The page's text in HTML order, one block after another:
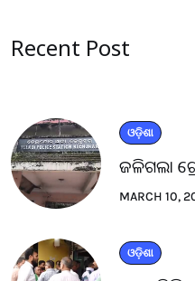
Recent Post
ଓଡ଼ିଶା
ଜଳିଗଲା
MARCH 10,
ଓଡ଼ିଶା